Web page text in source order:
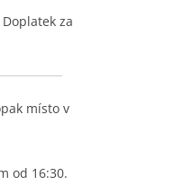
Doplatek za
místo v
od 16:30.